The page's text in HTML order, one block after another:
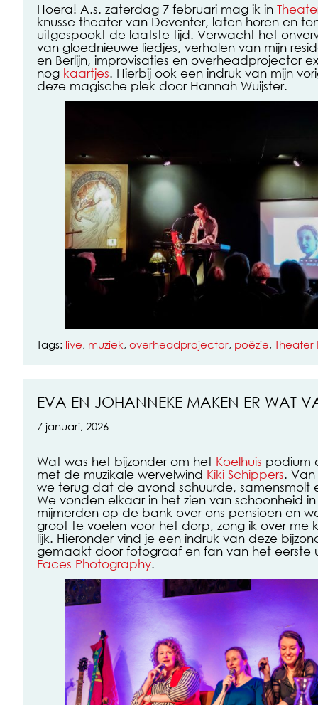
Hoera! A.s. zaterdag 7 februari mag ik in
knusse theater van Deventer, laten horen en
uitgespookt de laatste tijd. Verwacht het
van gloednieuwe liedjes, verhalen van mijn
en Berlijn, improvisaties en overheadprojector
nog kaartjes. Hierbij ook een indruk van mijn
deze magische plek door Hannah Wuijster.
Tags: live, muziek, overheadprojector, poëzie, Theater
EVA EN JOHANNEKE MAKEN ER WAT
7 januari, 2026
Wat was het bijzonder om het Koelhuis podium
met de muzikale wervelwind Kiki Schippers.
we terug dat de avond schuurde, samensmolt
We vonden elkaar in het zien van schoonheid
mijmerden op de bank over ons pensioen en
groot te voelen voor het dorp, zong ik over me
lijk. Hieronder vind je een indruk van deze
gemaakt door fotograaf en fan van het eerste
Faces Photography.